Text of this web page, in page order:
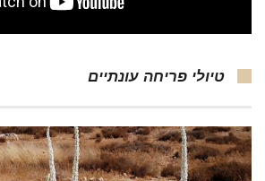
טיולי פריחה עונתיים